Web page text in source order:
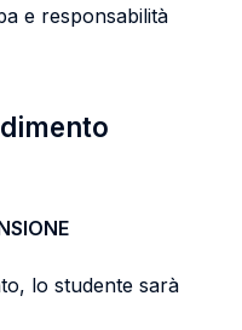
e responsabilità
lo studente sarà